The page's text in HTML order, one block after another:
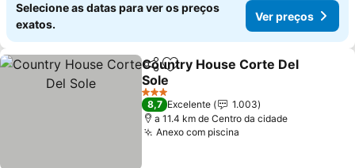
Selecione as datas para ver os preços
exatos.
Ver preços
PartilharAdicionar aos favoritos
Country House Corte Del
Sole
Ver preços
3 Estrelas
8,7 Excelente
1.003
a 11.4 km de Centro da cidade
Anexo com piscina